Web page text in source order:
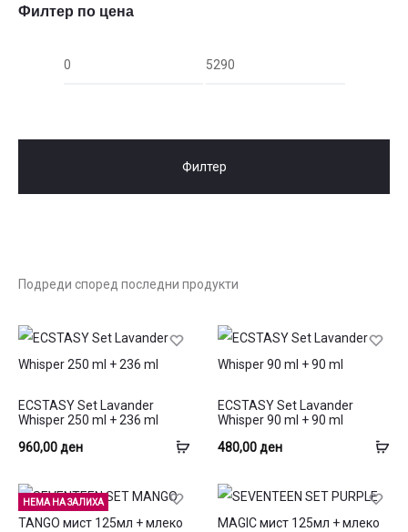
Додај
кошница
ECSTASY Set Lavander
Whisper 250 ml + 236 ml
960,00ден
ECSTASY Set Lavander
Whisper 90 ml + 90 ml
480,00ден
НЕМА НА ЗАЛИХА
Филтер по цена
Мин. Макс.
Филтер